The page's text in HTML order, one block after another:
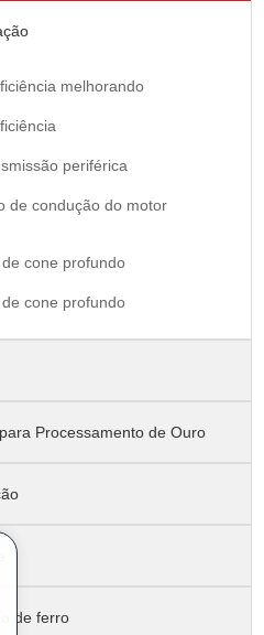
melhorando
periférica
de condução do motor
cone profundo
cone profundo
Processamento de Ouro
de ferro